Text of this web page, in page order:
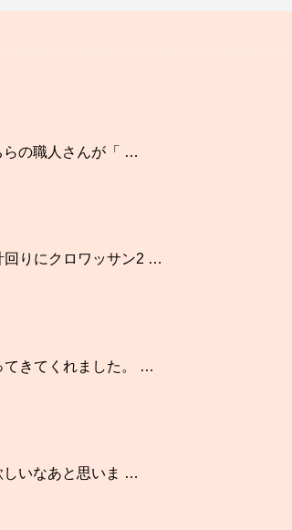
らの職人さんが「 …
回りにクロワッサン2 …
てきてくれました。 …
しいなあと思いま …